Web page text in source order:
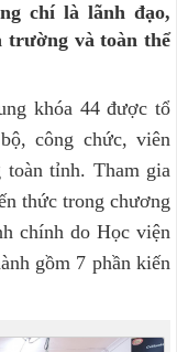
chí là lãnh đạo,
trường và toàn thể
khóa 44 được tổ
công chức, viên
tỉnh. Tham gia
thức trong chương
chính do Học viện
gồm 7 phần kiến